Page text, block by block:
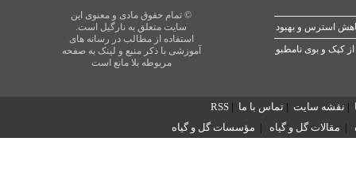
© تمام حقوق مادی و معنوی این
سایت متعلق به نارگیل است.
استفاده از مطالب در رسانه های
آموزشی با ذکر منبع و لینک به صفحه
مربوطه بلا مانع است
کپک و بوی نامطبوع
| نقشه سایت | تماس با ما |
RSS
| مقالات گل و گیاه | مؤسسات گل و گیاه